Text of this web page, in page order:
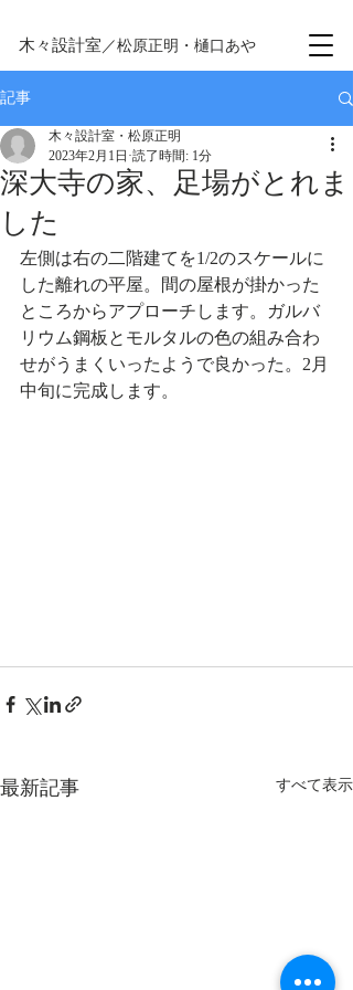
木々設計室 ／松原正明・樋口あや
記事
深大寺の家、足場がとれま
した
木々設計室・松原正明
2023年2月1日 読了時間: 1分
左側は右の二階建てを1/2のスケールに
した離れの平屋。間の屋根が掛かった
ところからアプローチします。ガルバ
リウム鋼板とモルタルの色の組み合わ
せがうまくいったようで良かった。2月
中旬に完成します。
最新記事 すべて表示